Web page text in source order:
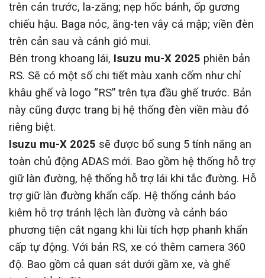
trên cản trước, la-zăng; nẹp hốc bánh, ốp gương
chiếu hậu. Baga nóc, ăng-ten vây cá mập; viền đèn
trên cản sau và cánh gió mui.
Bên trong khoang lái, Isuzu mu-X 2025 phiên bản
RS. Sẽ có một số chi tiết màu xanh cốm như chỉ
khâu ghế và logo “RS” trên tựa đầu ghế trước. Bản
này cũng được trang bị hệ thống đèn viền màu đỏ
riêng biệt.
Isuzu mu-X 2025 sẽ được bổ sung 5 tính năng an
toàn chủ động ADAS mới. Bao gồm hệ thống hỗ trợ
giữ làn đường, hệ thống hỗ trợ lái khi tắc đường. Hỗ
trợ giữ làn đường khẩn cấp. Hệ thống cảnh báo
kiêm hỗ trợ tránh lệch làn đường và cảnh báo
phương tiện cắt ngang khi lùi tích hợp phanh khẩn
cấp tự động. Với bản RS, xe có thêm camera 360
độ. Bao gồm cả quan sát dưới gầm xe, và ghế